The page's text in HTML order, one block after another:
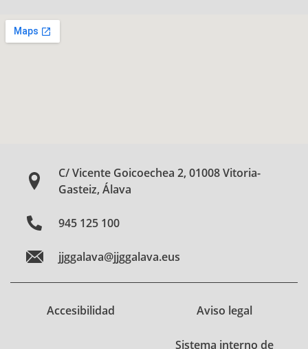
C/ Vicente Goicoechea 2, 01008 Vitoria-
Gasteiz, Álava
945 125 100
jjggalava@jjggalava.eus
Accesibilidad Aviso legal
Sistema interno de